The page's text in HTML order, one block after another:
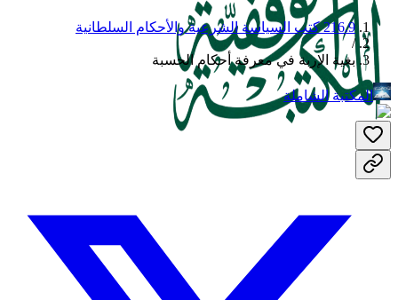
216.9 كتب السياسة الشرعية والأحكام السلطانية
/
بغية الإربة في معرفة أحكام الحسبة
المكتبة الشاملة